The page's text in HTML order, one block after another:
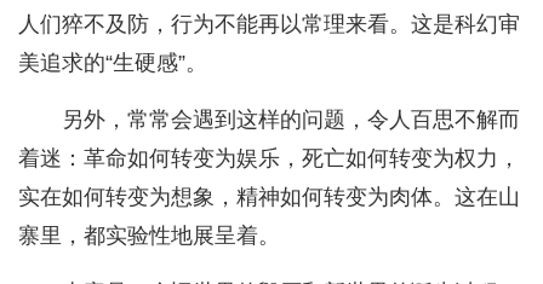
人们猝不及防，行为不能再以常理来看。这是科幻审
美追求的“生硬感”。
另外，常常会遇到这样的问题，令人百思不解而
着迷：革命如何转变为娱乐，死亡如何转变为权力，
实在如何转变为想象，精神如何转变为肉体。这在山
寨里，都实验性地展呈着。